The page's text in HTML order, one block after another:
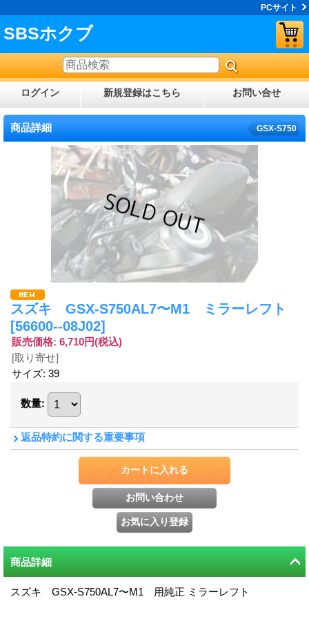
PCサイト
SBSホクブ
ログイン 新規登録はこちら お問い合せ
商品詳細 GSX-S750
スズキ GSX-S750AL7〜M1 ミラーレフト
[56600--08J02]
販売価格: 6,710円(税込)
[取り寄せ]
サイズ: 39
数量:
返品特約に関する重要事項
商品詳細
スズキ GSX-S750AL7〜M1 用純正 ミラーレフト